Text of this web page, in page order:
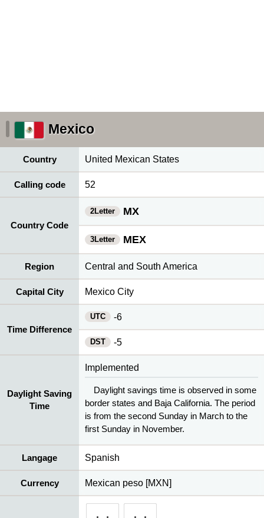
Mexico
Country United Mexican States
Calling code 52
Country Code
2Letter MX
3Letter MEX
Region Central and South America
Capital City Mexico City
Time Difference
UTC -6
DST -5
Daylight Saving
Time
Implemented
Daylight savings time is observed in some
border states and Baja California. The period
is from the second Sunday in March to the
first Sunday in November.
Langage Spanish
Currency Mexican peso [MXN]